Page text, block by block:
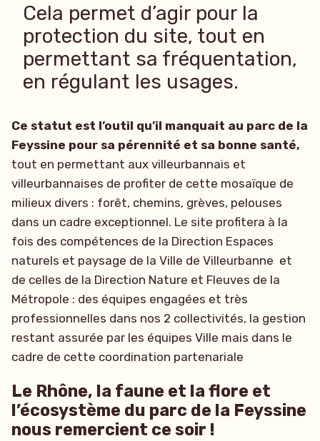
Cela permet d’agir pour la
protection du site, tout en
permettant sa fréquentation,
en régulant les usages.
Ce statut est l’outil qu’il manquait au parc de la
Feyssine pour sa pérennité et sa bonne santé,
tout en permettant aux villeurbannais et
villeurbannaises de profiter de cette mosaïque de
milieux divers : forêt, chemins, grèves, pelouses
dans un cadre exceptionnel. Le site profitera à la
fois des compétences de la Direction Espaces
naturels et paysage de la Ville de Villeurbanne et
de celles de la Direction Nature et Fleuves de la
Métropole : des équipes engagées et très
professionnelles dans nos 2 collectivités, la gestion
restant assurée par les équipes Ville mais dans le
cadre de cette coordination partenariale
Le Rhône, la faune et la flore et
l’écosystème du parc de la Feyssine
nous remercient ce soir !